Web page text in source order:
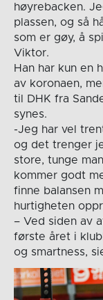
høyrebacken.
plassen, og så
som er gøy, å
Viktor.
Han har kun en
av koronaen,
til DHK fra
synes.
-Jeg har vel
og det trenger
store, tunge
kommer godt
finne balansen
hurtigheten
– Ved siden av
første året i
og smartness,